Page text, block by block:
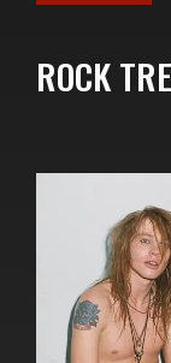
ROCK